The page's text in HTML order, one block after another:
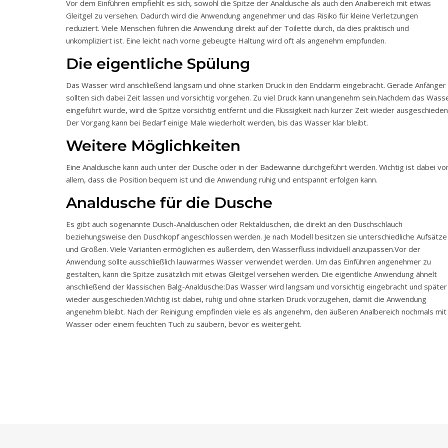
Vor dem Einführen empfiehlt es sich, sowohl die Spitze der Analdusche als auch den Analbereich mit etwas
Gleitgel zu versehen. Dadurch wird die Anwendung angenehmer und das Risiko für kleine Verletzungen
reduziert. Viele Menschen führen die Anwendung direkt auf der Toilette durch, da dies praktisch und
unkompliziert ist. Eine leicht nach vorne gebeugte Haltung wird oft als angenehm empfunden.
Die eigentliche Spülung
Das Wasser wird anschließend langsam und ohne starken Druck in den Enddarm eingebracht. Gerade Anfänger
sollten sich dabei Zeit lassen und vorsichtig vorgehen. Zu viel Druck kann unangenehm sein.Nachdem das
eingeführt wurde, wird die Spitze vorsichtig entfernt und die Flüssigkeit nach kurzer Zeit wieder
Der Vorgang kann bei Bedarf einige Male wiederholt werden, bis das Wasser klar bleibt.
Weitere Möglichkeiten
Eine Analdusche kann auch unter der Dusche oder in der Badewanne durchgeführt werden. Wichtig ist dabei
allem, dass die Position bequem ist und die Anwendung ruhig und entspannt erfolgen kann.
Analdusche für die Dusche
Es gibt auch sogenannte Dusch-Analduschen oder Rektalduschen, die direkt an den Duschschlauch
beziehungsweise den Duschkopf angeschlossen werden. Je nach Modell besitzen sie unterschiedliche Aufsätze
und Größen. Viele Varianten ermöglichen es außerdem, den Wasserfluss individuell anzupassen.Vor der
Anwendung sollte ausschließlich lauwarmes Wasser verwendet werden. Um das Einführen angenehmer zu
gestalten, kann die Spitze zusätzlich mit etwas Gleitgel versehen werden. Die eigentliche Anwendung ähnelt
anschließend der klassischen Balg-Analdusche:Das Wasser wird langsam und vorsichtig eingebracht und später
wieder ausgeschieden.Wichtig ist dabei, ruhig und ohne starken Druck vorzugehen, damit die Anwendung
angenehm bleibt. Nach der Reinigung empfinden viele es als angenehm, den äußeren Analbereich nochmals mit
Wasser oder einem feuchten Tuch zu säubern, bevor es weitergeht.